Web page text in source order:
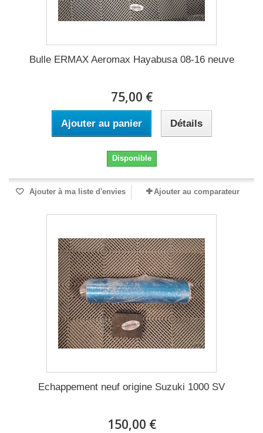
Bulle ERMAX Aeromax Hayabusa 08-16 neuve
75,00 €
Ajouter au panier Détails
Disponible
Ajouter à ma liste d'envies Ajouter au comparateur
Echappement neuf origine Suzuki 1000 SV
150,00 €